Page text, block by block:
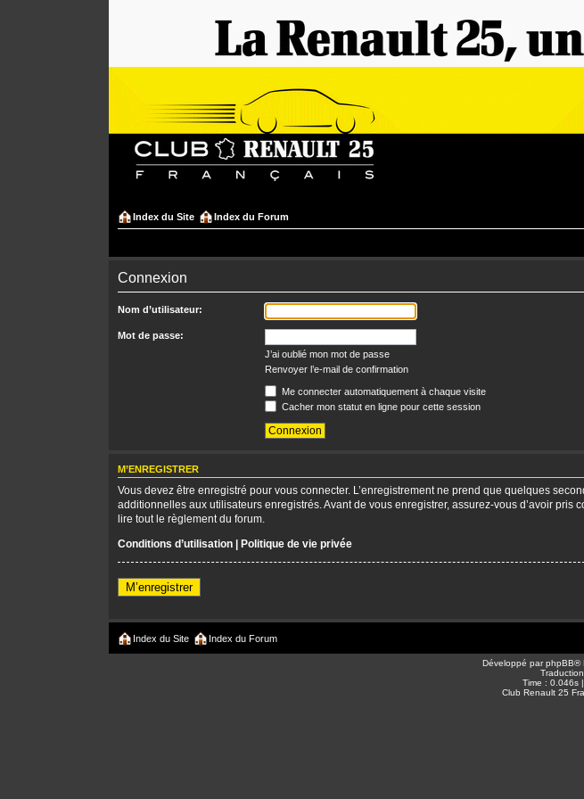
Index du Site Index du Forum
Connexion
Nom d’utilisateur:
Mot de passe:
J’ai oublié mon mot de passe
Renvoyer l’e-mail de confirmation
Me connecter automatiquement à chaque visite
Cacher mon statut en ligne pour cette session
M’ENREGISTRER
Vous devez être enregistré pour vous connecter. L’enregistrement ne prend que quelques
additionnelles aux utilisateurs enregistrés. Avant de vous enregistrer, assurez-vous d’avoir
lire tout le règlement du forum.
Conditions d’utilisation | Politique de vie privée
M’enregistrer
Index du Site Index du Forum
Développé parphpBB®
Time : 0.046s
Club Renault 25